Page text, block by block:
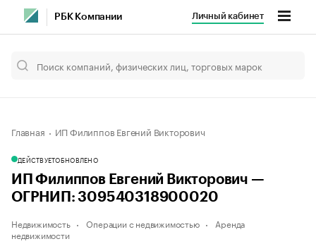
РБК Компании Личный кабинет
Главная ИП Филиппов Евгений Викторович
ДЕЙСТВУЕТОБНОВЛЕНО
ИП Филиппов Евгений Викторович —
ОГРНИП: 309540318900020
Недвижимость Операции с недвижимостью
Аренда
недвижимости